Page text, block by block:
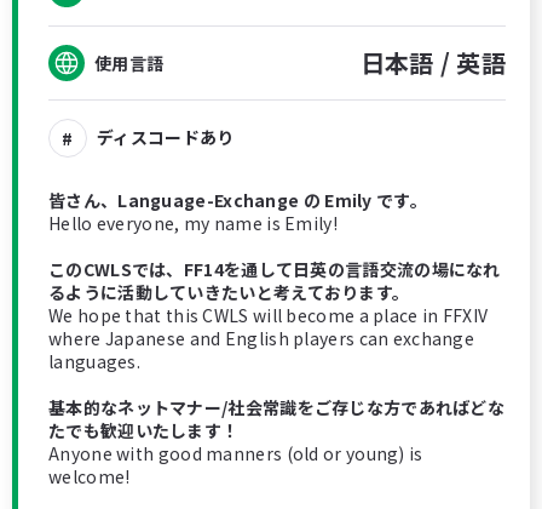
使用言語 日本語 / 英語
ディスコードあり
皆さん、Language-Exchange の Emily です。
Hello everyone, my name is Emily!
このCWLSでは、FF14を通して日英の言語交流の場になれ
るように活動していきたいと考えております。
We hope that this CWLS will become a place in FFXIV
where Japanese and English players can exchange
languages.
基本的なネットマナー/社会常識をご存じな方であればどな
たでも歓迎いたします！
Anyone with good manners (old or young) is
welcome!